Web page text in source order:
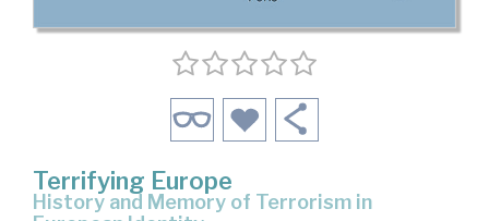
Terrifying Europe
history and Memory of Terrorism in